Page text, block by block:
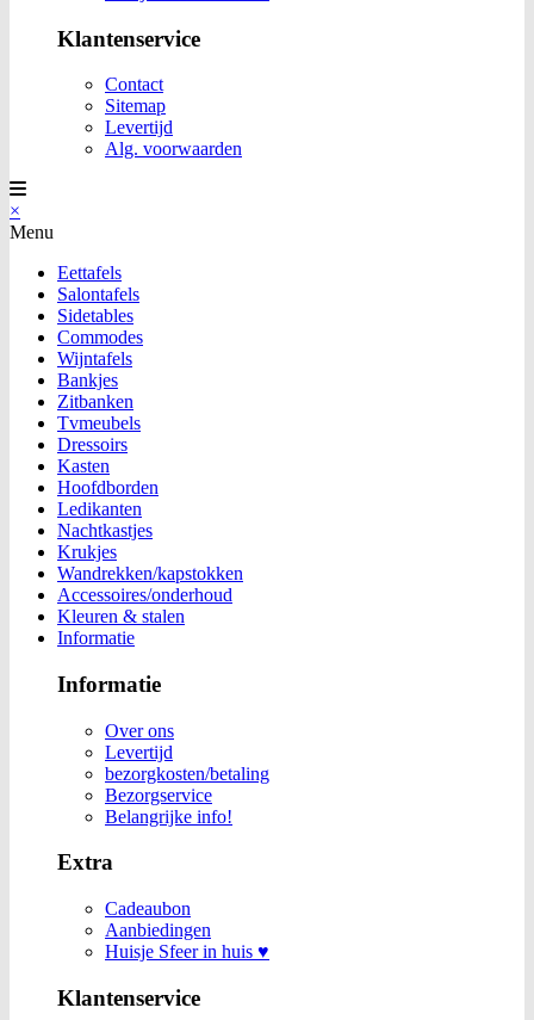
Klantenservice
Contact
Sitemap
Levertijd
Alg. voorwaarden
×
Menu
Eettafels
Salontafels
Sidetables
Commodes
Wijntafels
Bankjes
Zitbanken
Tvmeubels
Dressoirs
Kasten
Hoofdborden
Ledikanten
Nachtkastjes
Krukjes
Wandrekken/kapstokken
Accessoires/onderhoud
Kleuren & stalen
Informatie
Informatie
Over ons
Levertijd
bezorgkosten/betaling
Bezorgservice
Belangrijke info!
Extra
Cadeaubon
Aanbiedingen
Huisje Sfeer in huis ♥
Klantenservice